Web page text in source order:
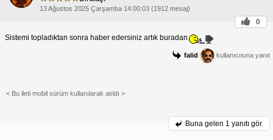
13 Ağustos 2025 Çarşamba 14:00:03 (1912 mesaj)
0
Sistemi topladıktan sonra haber edersiniz artık buradan
falid kullanıcısına yanıt
< Bu ileti mobil sürüm kullanılarak atıldı >
Buna gelen 1 yanıtı gör.